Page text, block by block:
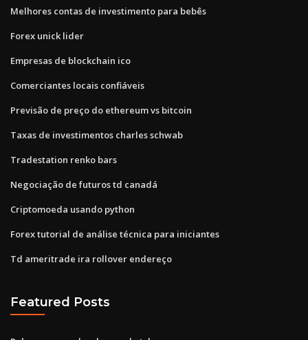
Melhores contas de investimento para bebês
Forex unick lider
Empresas de blockchain ico
Comerciantes locais confiáveis
Previsão de preço do ethereum vs bitcoin
Taxas de investimentos charles schwab
Tradestation renko bars
Negociação de futuros td canadá
Criptomoeda usando python
Forex tutorial de análise técnica para iniciantes
Td ameritrade ira rollover endereço
Featured Posts